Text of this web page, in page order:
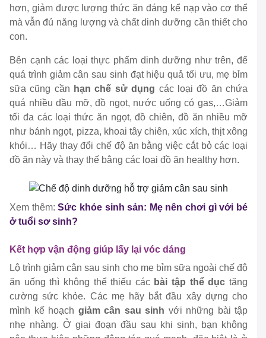
hơn, giảm được lượng thức ăn đáng kể nạp vào cơ thể
mà vẫn đủ năng lượng và chất dinh dưỡng cần thiết cho
con.
Bên cạnh các loại thực phẩm dinh dưỡng như trên, để
quá trình giảm cân sau sinh đạt hiệu quả tối ưu, mẹ bỉm
sữa cũng cần hạn chế sử dụng các loại đồ ăn chứa
quá nhiều dầu mỡ, đồ ngọt, nước uống có gas,…Giảm
tối đa các loại thức ăn ngọt, đồ chiên, đồ ăn nhiều mỡ
như bánh ngọt, pizza, khoai tây chiên, xúc xích, thịt xông
khói… Hãy thay đổi chế độ ăn bằng việc cắt bỏ các loại
đồ ăn này và thay thế bằng các loại đồ ăn healthy hơn.
Xem thêm:Sức khỏe sinh sản: Mẹ nên chơi gì với bé
ở tuổi sơ sinh?
Kết hợp vận động giúp lấy lại vóc dáng
Lộ trình giảm cân sau sinh cho mẹ bỉm sữa ngoài chế độ
ăn uống thì không thể thiếu các bài tập thể dục tăng
cường sức khỏe. Các mẹ hãy bắt đầu xây dựng cho
mình kế hoạch giảm cân sau sinh với những bài tập
nhẹ nhàng. Ở giai đoạn đầu sau khi sinh, bạn không